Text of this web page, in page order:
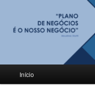
BLOG
principal
Início